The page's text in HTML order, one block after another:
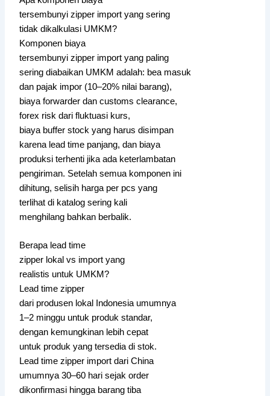
tersembunyi zipper import yang sering
tidak dikalkulasi UMKM?
Komponen biaya
tersembunyi zipper import yang paling
sering diabaikan UMKM adalah: bea masuk
dan pajak impor (10–20% nilai barang),
biaya forwarder dan customs clearance,
forex risk dari fluktuasi kurs,
biaya buffer stock yang harus disimpan
karena lead time panjang, dan biaya
produksi terhenti jika ada keterlambatan
pengiriman. Setelah semua komponen ini
dihitung, selisih harga per pcs yang
terlihat di katalog sering kali
menghilang bahkan berbalik.
Berapa lead time
zipper lokal vs import yang
realistis untuk UMKM?
Lead time zipper
dari produsen lokal Indonesia umumnya
1–2 minggu untuk produk standar,
dengan kemungkinan lebih cepat
untuk produk yang tersedia di stok.
Lead time zipper import dari China
umumnya 30–60 hari sejak order
dikonfirmasi hingga barang tiba